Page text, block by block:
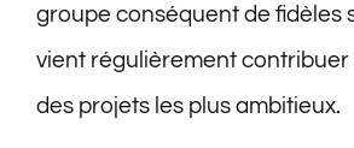
groupe conséquent de fidèles
vient régulièrement contribuer
des projets les plus ambitieux.